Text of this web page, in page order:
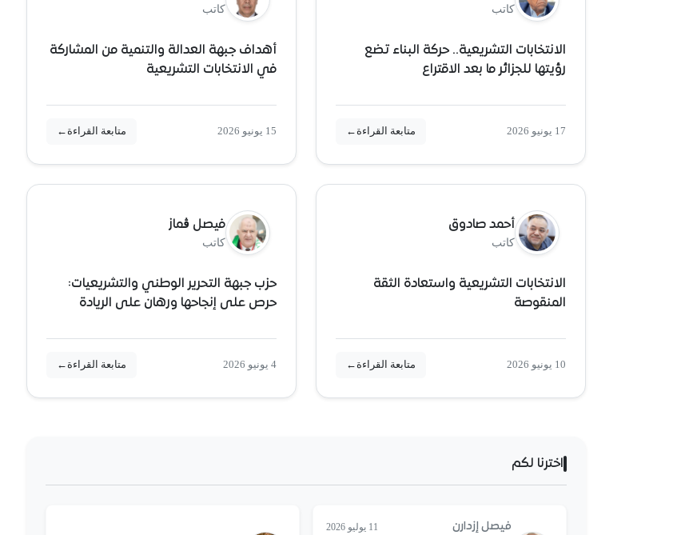
كاتب
الانتخابات التشريعية.. حركة البناء تضع
رؤيتها للجزائر ما بعد الاقتراع
17 يونيو 2026 متابعة القراءة ←
كاتب
أهداف جبهة العدالة والتنمية من المشاركة
في الانتخابات التشريعية
15 يونيو 2026 متابعة القراءة ←
أحمد صادوق
كاتب
الانتخابات التشريعية واستعادة الثقة
المنقوصة
10 يونيو 2026 متابعة القراءة ←
فيصل ڨماز
كاتب
حزب جبهة التحرير الوطني والتشريعيات:
حرص على إنجاحها ورهان على الريادة
4 يونيو 2026 متابعة القراءة ←
اخترنا لكم
فيصل إزدارن 11 يوليو 2026